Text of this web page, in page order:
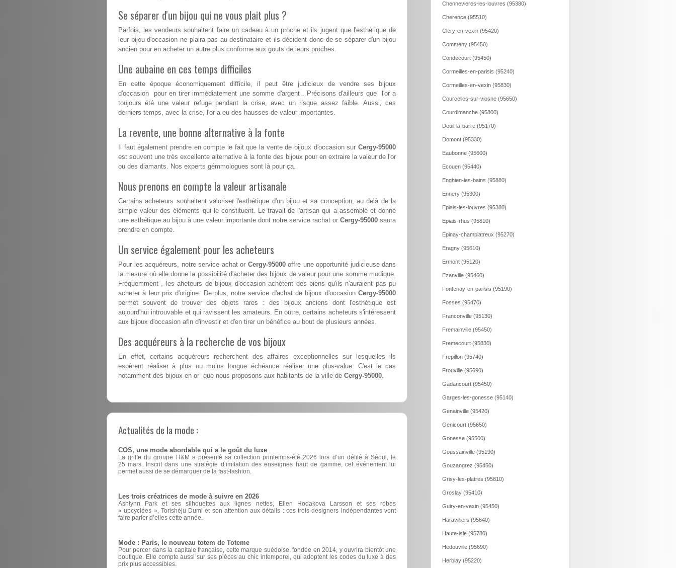
Se séparer d'un bijou qui ne vous plait plus ?
Parfois, les vendeurs souhaitent faire un cadeau à un proche et ils jugent que l'esthétique de
leur bijou d'occasion ne plaira pas au destinataire et ils décident donc de se séparer d'un bijou
ancien pour en acheter un autre plus conforme aux gouts de leurs proches.
Une aubaine en ces temps difficiles
En cette époque économiquement difficile, il peut être judicieux de vendre ses bijoux
d'occasion pour en tirer immédiatement une somme d'argent . Précisons d'ailleurs que l'or a
toujours été une valeur refuge pendant la crise, avec un risque assez faible. Aussi, ces
derniers temps, avec la crise, l'or a eu des hausses de valeur importantes.
La revente, une bonne alternative à la fonte
Il faut également prendre en compte le fait que la vente de bijoux d'occasion sur Cergy-95000
est souvent une très excellente alternative à la fonte des bijoux pour en extraire la valeur de l'or
ou des diamants. Nos experts gémmologues sont là pour ça.
Nous prenons en compte la valeur artisanale
Certains acheteurs souhaitent valoriser l'esthétique d'un bijou et sa conception, au delà de la
simple valeur des éléments qui le constituent. Le travail de l'artisan qui a assemblé et donné
une esthétique au bijou à une valeur importante dont notre service rachat or Cergy-95000 saura
prendre en compte.
Un service également pour les acheteurs
Pour les acquéreurs, notre service achat or Cergy-95000offre une opportunité judicieuse dans
la mesure où elle donne la possibilité d'acheter des bijoux de valeur pour une somme modique.
Fréquemment , les aheteurs de bijoux d'occasion achètent des biens qu'ils n'auraient pas pu
acheter à leur prix d'origine. De plus, notre service d'achat de bijoux d'occasion Cergy-95000
permet souvent de trouver des objets rares : des bijoux anciens dont l'esthétique est
aujourd'hui introuvable et qui ravissent les amateurs. En outre, certains acheteurs s'intéressent
aux bijoux d'occasion afin d'investir et d'en tirer un bénéfice au bout de plusieurs années.
Des acquéreurs à la recherche de vos bijoux
En effet, certains acquéreurs recherchent des affaires exceptionnelles sur lesquelles ils
espèrent réaliser à plus ou moins longue échéance réaliser une plus-value. C'est le cas
notamment des bijoux en or que nous proposons aux habitants de la ville de Cergy-95000
Actualités de la mode :
COS, une mode abordable qui a le goût du luxe
La griffe du groupe H&M a présenté sa collection printemps-été 2026 lors d’un défilé à Séoul, le
25 mars. Inscrit dans une stratégie d’imitation des enseignes haut de gamme, cet événement lui
permet aussi de se démarquer de la fast-fashion.
Les trois créatrices de mode à suivre en 2026
Ashlynn Park et ses silhouettes aux lignes nettes, Ellen Hodakova Larsson et ses robes
« upcyclées », Torishéju Dumi et son attention aux détails : ces trois designers indépendantes vont
faire parler d’elles cette année.
Mode : Paris, le nouveau totem de Toteme
Pour percer dans la capitale française, cette marque suédoise, fondée en 2014, y ouvrira bientôt une
boutique. Elle compte aussi sur ses pièces au chic intemporel, qui adoptent les codes du luxe à des
prix plus accessibles.
Chennevieres-les-louvres (95380)
Cherence (95510)
Clery-en-vexin (95420)
Commeny (95450)
Condecourt (95450)
Cormeilles-en-parisis (95240)
Cormeilles-en-vexin (95830)
Courcelles-sur-viosne (95650)
Courdimanche (95800)
Deuil-la-barre (95170)
Domont (95330)
Eaubonne (95600)
Ecouen (95440)
Enghien-les-bains (95880)
Ennery (95300)
Epiais-les-louvres (95380)
Epiais-rhus (95810)
Epinay-champlatreux (95270)
Eragny (95610)
Ermont (95120)
Ezanville (95460)
Fontenay-en-parisis (95190)
Fosses (95470)
Franconville (95130)
Fremainville (95450)
Fremecourt (95830)
Frepillon (95740)
Frouville (95690)
Gadancourt (95450)
Garges-les-gonesse (95140)
Genainville (95420)
Genicourt (95650)
Gonesse (95500)
Goussainville (95190)
Gouzangrez (95450)
Grisy-les-platres (95810)
Groslay (95410)
Guiry-en-vexin (95450)
Haravilliers (95640)
Haute-isle (95780)
Hedouville (95690)
Herblay (95220)